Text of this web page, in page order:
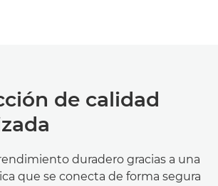
de calidad
duradero gracias a una
que se conecta de forma segura